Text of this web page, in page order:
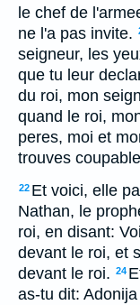
le chef de
ne l'a pas invite.
seigneur, les
que tu leur
du roi, mon
quand le roi,
peres, moi et
trouves
22 Et voici, elle
Nathan, le
roi, en disant:
devant le roi, et
devant le roi. 24
as-tu dit: